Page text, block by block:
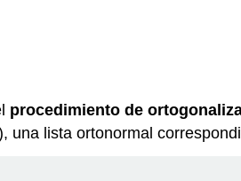
procedimiento de
lista ortonormal